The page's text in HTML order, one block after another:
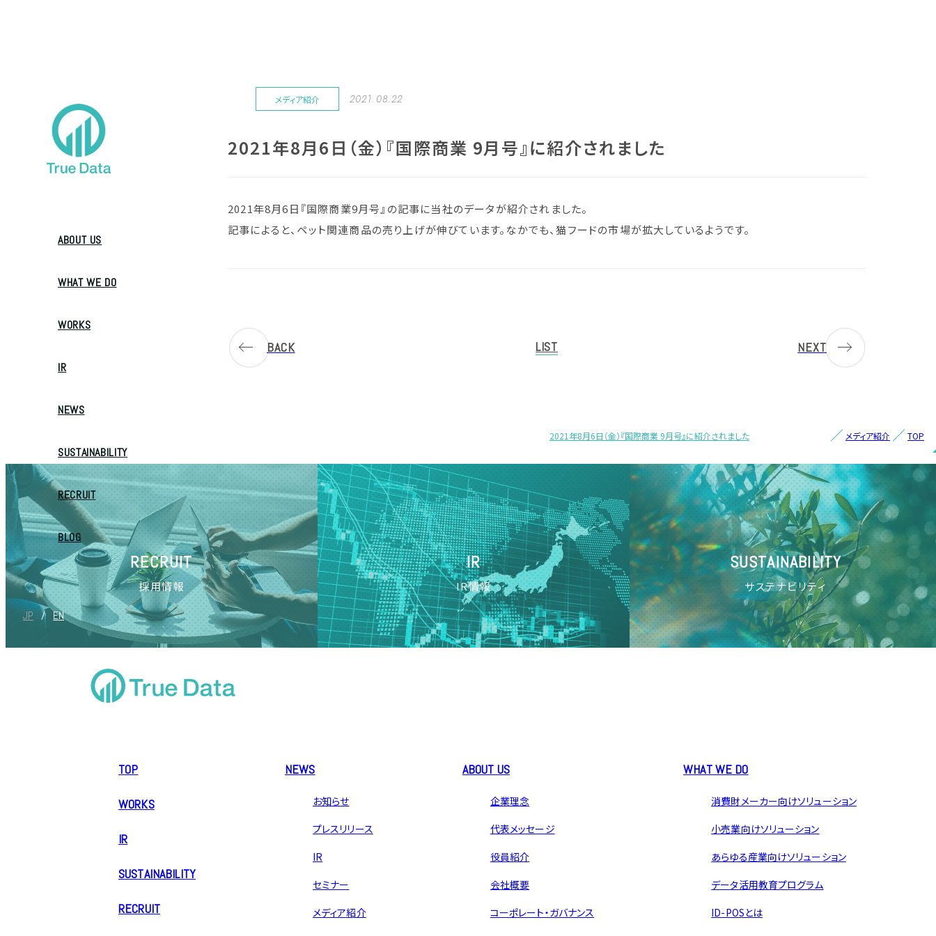
ABOUT US
WHAT WE DO
WORKS
IR
NEWS
SUSTAINABILITY
RECRUIT
BLOG
JP / EN
メディア紹介 2021.08.22
2021年8月6日（金）『国際商業 9月号』に紹介されました
2021年8月6日『国際商業9月号』の記事に当社のデータが紹介されました。
記事によると、ペット関連商品の売り上げが伸びています。なかでも、猫フードの市場が拡大しているようです。
BACK LIST NEXT
TOP
メディア紹介
2021年8月6日（金）『国際商業 9月号』に紹介されました
RECRUIT
採用情報
IR
IR情報
SUSTAINABILITY
サステナビリティ
TOP
WORKS
IR
SUSTAINABILITY
RECRUIT
NEWS
お知らせ
プレスリリース
IR
セミナー
メディア紹介
ABOUT US
企業理念
代表メッセージ
役員紹介
会社概要
コーポレート・ガバナンス
WHAT WE DO
消費財メーカー向けソリューション
小売業向けソリューション
あらゆる産業向けソリューション
データ活用教育プログラム
ID-POSとは